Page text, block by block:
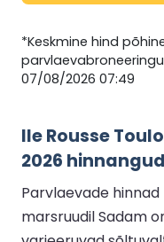
*Keskmine hind
07/08/2026 07:49
Ile Rousse
2026
Parvlaevade hinnad
marsruudil Sadam